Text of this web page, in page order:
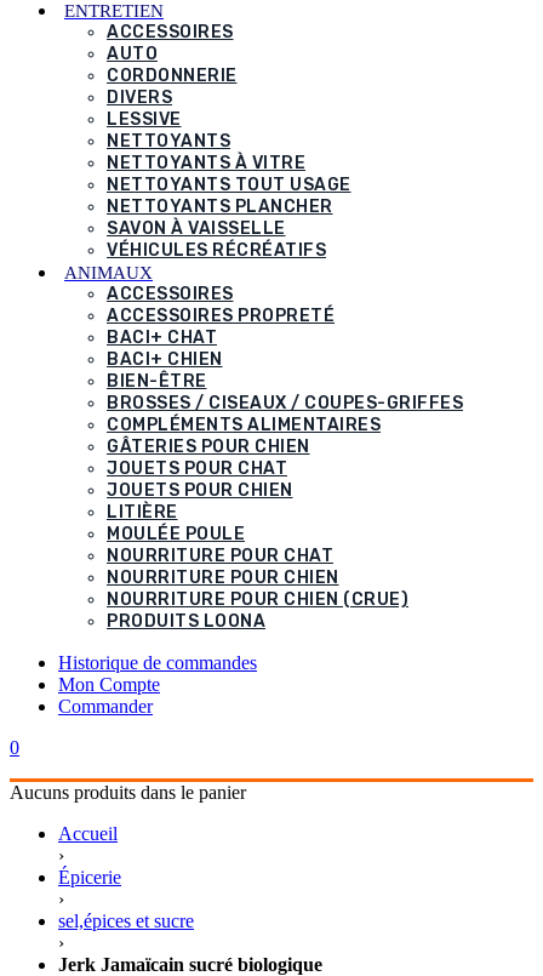
ENTRETIEN
ACCESSOIRES
AUTO
CORDONNERIE
DIVERS
LESSIVE
NETTOYANTS
NETTOYANTS À VITRE
NETTOYANTS TOUT USAGE
NETTOYANTS PLANCHER
SAVON À VAISSELLE
VÉHICULES RÉCRÉATIFS
ANIMAUX
ACCESSOIRES
ACCESSOIRES PROPRETÉ
BACI+ CHAT
BACI+ CHIEN
BIEN-ÊTRE
BROSSES / CISEAUX / COUPES-GRIFFES
COMPLÉMENTS ALIMENTAIRES
GÂTERIES POUR CHIEN
JOUETS POUR CHAT
JOUETS POUR CHIEN
LITIÈRE
MOULÉE POULE
NOURRITURE POUR CHAT
NOURRITURE POUR CHIEN
NOURRITURE POUR CHIEN (CRUE)
PRODUITS LOONA
Historique de commandes
Mon Compte
Commander
0
Aucuns produits dans le panier
Accueil
›
Épicerie
›
sel,épices et sucre
›
Jerk Jamaïcain sucré biologique